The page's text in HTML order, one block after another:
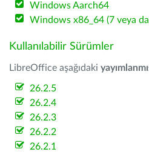
Windows Aarch64
Windows x86_64 (7 veya
Kullanılabilir Sürümler
LibreOffice aşağıdaki
26.2.5
26.2.4
26.2.3
26.2.2
26.2.1